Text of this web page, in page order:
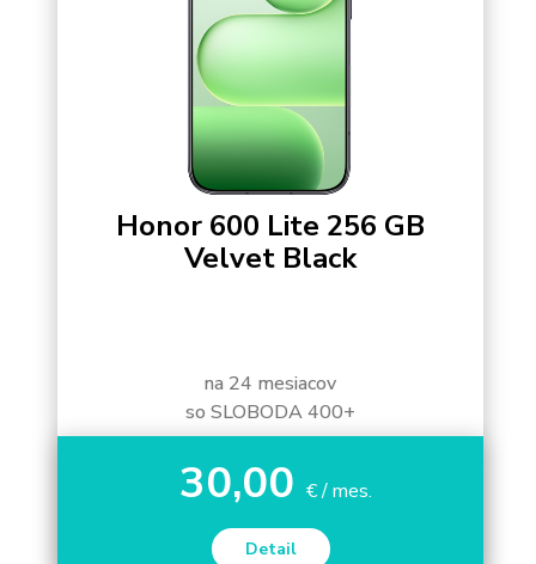
Honor 600 Lite 256 GB
Velvet Black
na 24 mesiacov
so SLOBODA 400+
30,00 € / mes.
Detail